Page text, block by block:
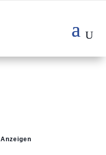
Anzeigen